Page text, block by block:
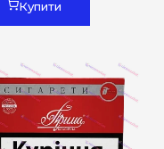
Купити